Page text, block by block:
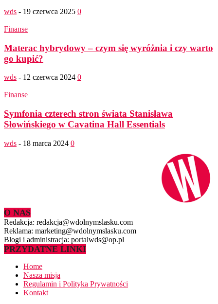
wds - 19 czerwca 2025 0
Finanse
Materac hybrydowy – czym się wyróżnia i czy warto
go kupić?
wds - 12 czerwca 2024 0
Finanse
Symfonia czterech stron świata Stanisława
Słowińskiego w Cavatina Hall Essentials
wds - 18 marca 2024 0
O NAS
Redakcja: redakcja@wdolnymslasku.com
Reklama: marketing@wdolnymslasku.com
Blogi i administracja: portalwds@op.pl
PRZYDATNE LINKI
Home
Nasza misja
Regulamin i Polityka Prywatności
Kontakt